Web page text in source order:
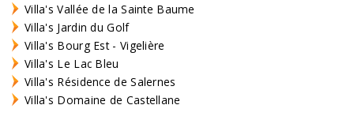
Villa's Vallée de la Sainte Baume
Villa's Jardin du Golf
Villa's Bourg Est - Vigelière
Villa's Le Lac Bleu
Villa's Résidence de Salernes
Villa's Domaine de Castellane